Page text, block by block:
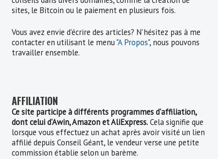
sites, le Bitcoin ou le paiement en plusieurs fois.
Vous avez envie d'écrire des articles? N'hésitez pas à me
contacter en utilisant le menu "A Propos", nous pouvons
travailler ensemble.
AFFILIATION
Ce site participe à différents programmes d'affiliation,
dont celui d'Awin, Amazon et AliExpress.Cela signifie que
lorsque vous effectuez un achat après avoir visité un lien
affilié depuis Conseil Géant, le vendeur verse une petite
commission établie selon un barème.